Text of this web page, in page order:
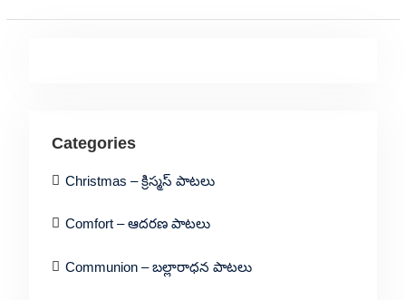
Categories
Christmas – క్రిస్మస్ పాటలు
Comfort – ఆదరణ పాటలు
Communion – బల్లారాధన పాటలు